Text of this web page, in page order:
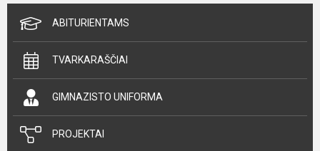
ABITURIENTAMS
TVARKARAŠČIAI
GIMNAZISTO UNIFORMA
PROJEKTAI